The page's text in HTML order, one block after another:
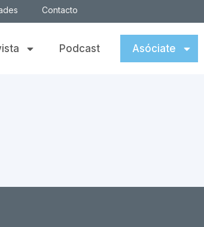
Contacto
Podcast Asóciate